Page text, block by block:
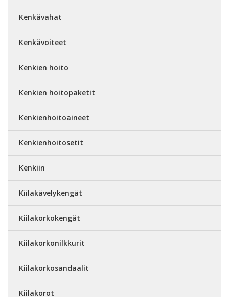
Kenkävahat
Kenkävoiteet
Kenkien hoito
Kenkien hoitopaketit
Kenkienhoitoaineet
Kenkienhoitosetit
Kenkiin
Kiilakävelykengät
Kiilakorkokengät
Kiilakorkonilkkurit
Kiilakorkosandaalit
Kiilakorot